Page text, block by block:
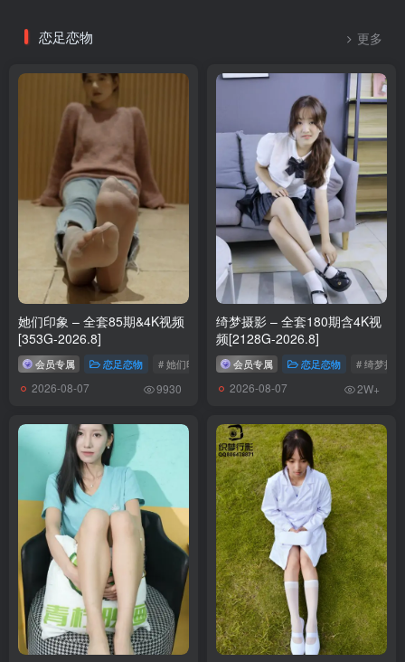
恋足恋物 更多
她们印象 – 全套85期&4K视频
[353G-2026.8]
会员专属 恋足恋物 # 她们印象
2026-08-07 9930
绮梦摄影 – 全套180期含4K视
频[2128G-2026.8]
会员专属 恋足恋物 # 绮梦摄影
2026-08-07 2W+